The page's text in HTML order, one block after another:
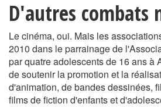
D'autres combats
Le cinéma, oui. Mais les
2010 dans le parrainage de
par quatre adolescents de 16 ans à
de soutenir la promotion et la
d'animation, de bandes dessinées,
films de fiction d'enfants et